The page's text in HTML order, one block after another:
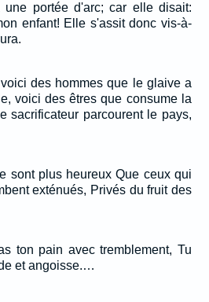
portée d'arc; car elle disait:
enfant! Elle s'assit donc vis-à-
des hommes que le glaive a
voici des êtres que consume la
sacrificateur parcourent le pays,
sont plus heureux Que ceux qui
exténués, Privés du fruit des
ton pain avec tremblement, Tu
et angoisse.…